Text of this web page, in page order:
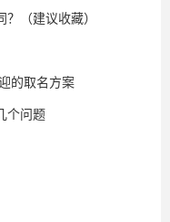
（建议收藏）
的取名方案
个问题